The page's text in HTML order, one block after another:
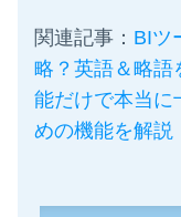
関連記事： BIツ
略？英語＆略語
能だけで本当に
めの機能を解説